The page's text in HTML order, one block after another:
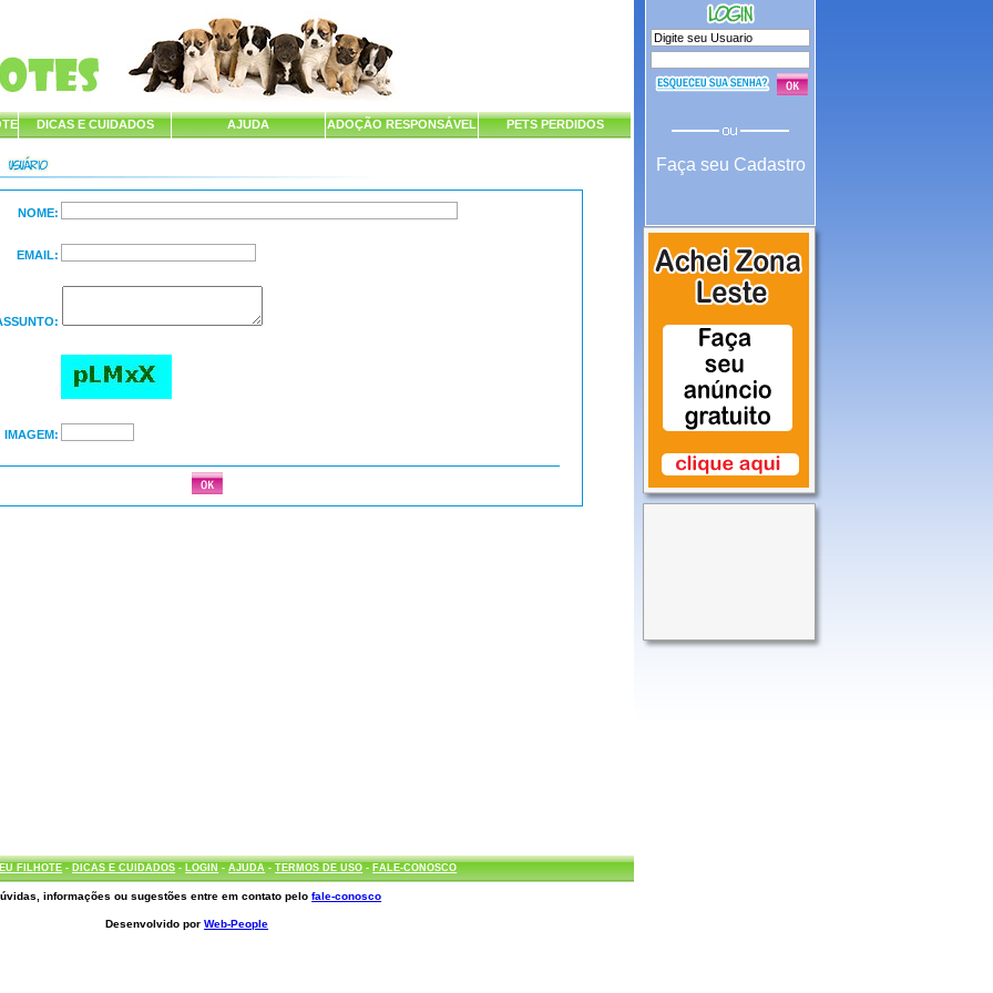
DICAS E CUIDADOS AJUDA ADOÇÃO RESPONSÁVEL PETS PERDIDOS
NOME:
EMAIL:
IMAGEM:
FILHOTE- DICAS E CUIDADOS- LOGIN-AJUDA-TERMOS DE USO- FALE-CONOSCO
Faça seu Cadastro
informações ou sugestões entre em contato pelofale-conosco
Desenvolvido porWeb-People